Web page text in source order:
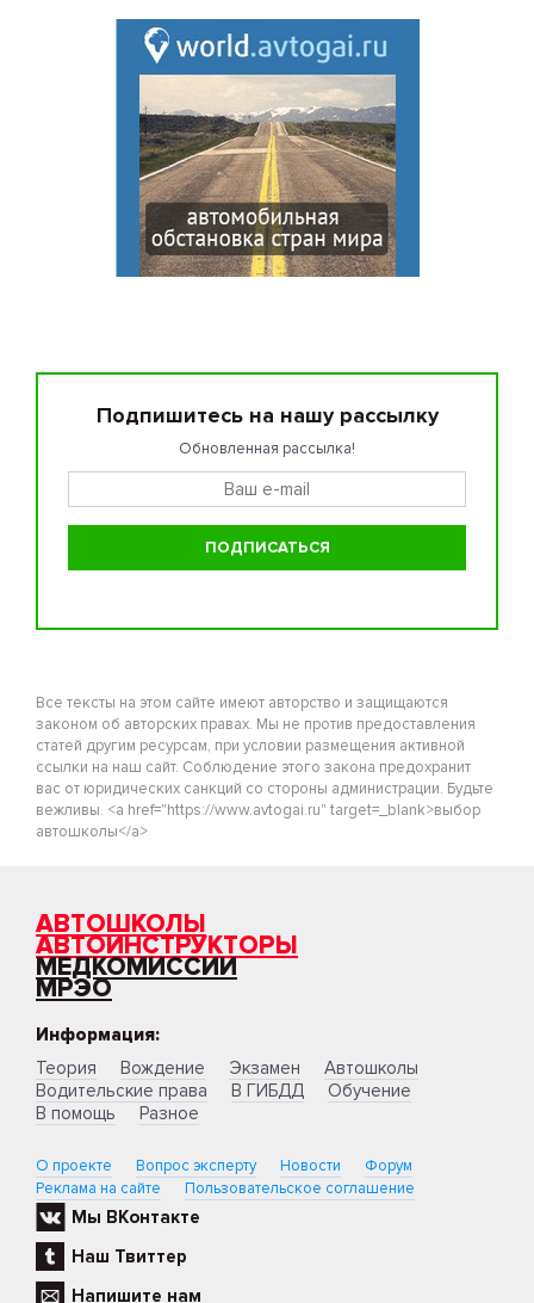
Подпишитесь на нашу рассылку
Обновленная рассылка!
Все тексты на этом сайте имеют авторство и защищаются
законом об авторских правах. Мы не против предоставления
статей другим ресурсам, при условии размещения активной
ссылки на наш сайт. Соблюдение этого закона предохранит
вас от юридических санкций со стороны администрации. Будьте
вежливы. <a href="https://www.avtogai.ru" target=_blank>выбор
автошколы</a>
АВТОШКОЛЫ
АВТОИНСТРУКТОРЫ
МЕДКОМИССИИ
МРЭО
Информация:
Теория
Вождение Экзамен
Автошколы
Водительские права
В ГИБДД
Обучение
В помощь
Разное
О проекте Вопрос эксперту Новости
Форум
Реклама на сайте
Пользовательское соглашение
Мы ВКонтакте
Наш Твиттер
Напишите нам